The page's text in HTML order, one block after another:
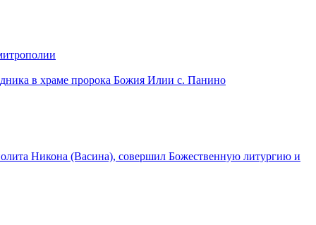
в храме пророка Божия Илии с. Панино
Никона (Васина), совершил Божественную литургию и